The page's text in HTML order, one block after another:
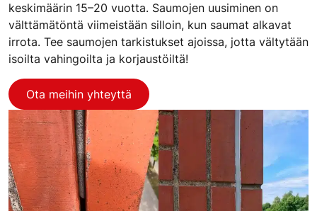
keskimäärin 15–20 vuotta. Saumojen uusiminen on
välttämätöntä viimeistään silloin, kun saumat alkavat
irrota. Tee saumojen tarkistukset ajoissa, jotta vältytään
isoilta vahingoilta ja korjaustöiltä!
Ota meihin yhteyttä